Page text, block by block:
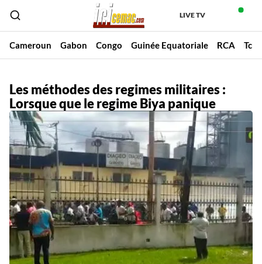
LIVE TV
Cameroun Gabon Congo Guinée Equatoriale RCA
Les méthodes des regimes militaires :
Lorsque que le regime Biya panique